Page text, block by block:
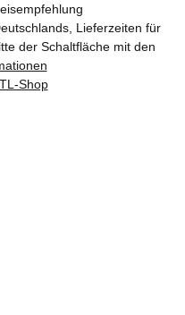
Lieferzeiten für
der Schaltfläche mit den
Shop